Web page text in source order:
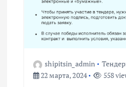
shipitsin_admin
22 марта, 2024
558